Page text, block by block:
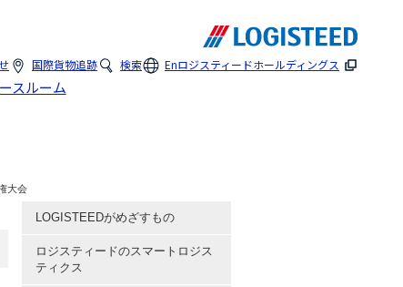
スルーム
国際貨物追跡 検索 Enロジスティードホールディングス
大会
LOGISTEEDがめざすもの
ロジスティードのスマートロジス
ティクス